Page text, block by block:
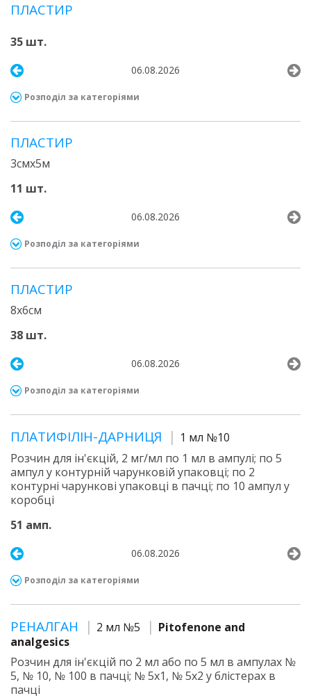
ПЛАСТИР
35 шт.
06.08.2026
Розподіл за категоріями
ПЛАСТИР
3смх5м
11 шт.
06.08.2026
Розподіл за категоріями
ПЛАСТИР
8х6см
38 шт.
06.08.2026
Розподіл за категоріями
ПЛАТИФІЛІН-ДАРНИЦЯ
1 мл №10
Розчин для ін'єкцій, 2 мг/мл по 1 мл в ампулі; по 5
ампул у контурній чарунковій упаковці; по 2
контурні чарункові упаковці в пачці; по 10 ампул у
коробці
51 амп.
06.08.2026
Розподіл за категоріями
РЕНАЛГАН 2 мл №5
Pitofenone and
analgesics
Розчин для ін'єкцій по 2 мл або по 5 мл в ампулах №
5, № 10, № 100 в пачці; № 5х1, № 5х2 у блістерах в
пачці